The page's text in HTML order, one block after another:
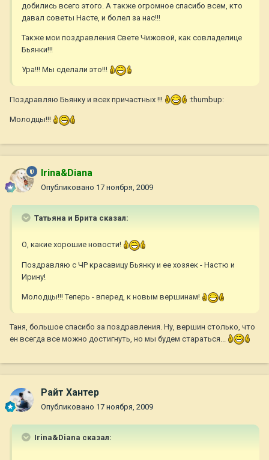
добились всего этого. А также огромное спасибо всем, кто
давал советы Насте, и болел за нас!!!
Также мои поздравления Свете Чижовой, как совладелице
Бьянки!!!
Ура!!! Мы сделали это!!!
Поздравляю Бьянку и всех причастных !!! :thumbup:
Молодцы!!!
Irina&Diana
Опубликовано 17 ноября, 2009
Татьяна и Брита сказал:
О, какие хорошие новости!
Поздравляю с ЧР красавицу Бьянку и ее хозяек - Настю и
Ирину!
Молодцы!!! Теперь - вперед, к новым вершинам!
Таня, большое спасибо за поздравления. Ну, вершин столько, что
ен всегда все можно достигнуть, но мы будем стараться...
Райт Хантер
Опубликовано 17 ноября, 2009
Irina&Diana сказал: